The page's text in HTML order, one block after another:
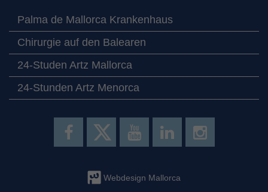
Palma de Mallorca Krankenhaus
Chirurgie auf den Balearen
24-Studen Artz Mallorca
24-Stunden Artz Menorca
Webdesign Mallorca